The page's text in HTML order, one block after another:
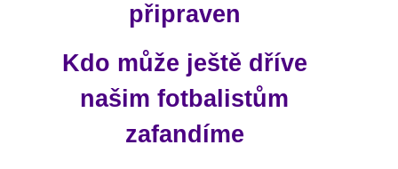
připraven
Kdo může ještě dříve
našim fotbalistům
zafandíme